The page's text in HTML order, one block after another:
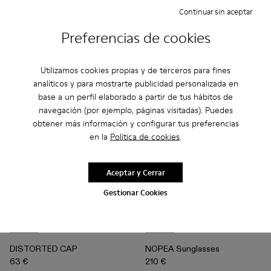
Preferencias de cookies
Utilizamos cookies propias y de terceros para fines
analíticos y para mostrarte publicidad personalizada en
base a un perfil elaborado a partir de tus hábitos de
navegación (por ejemplo, páginas visitadas). Puedes
obtener más información y configurar tus preferencias
en la Política de cookies.
Gestionar Cookies
Continuar sin aceptar
Aceptar y Cerrar
-40%
Añadir
DISTORTED CAP
63 €
NOPEA Sunglasses
210 €